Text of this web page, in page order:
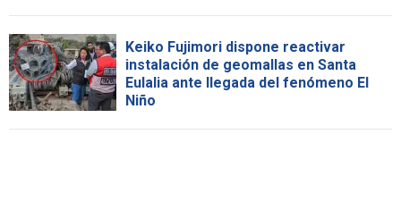
Keiko Fujimori dispone reactivar
instalación de geomallas en Santa
Eulalia ante llegada del fenómeno El
Niño